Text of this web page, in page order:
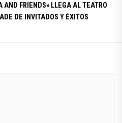
AND FRIENDS» LLEGA AL TEATRO
DE INVITADOS Y ÉXITOS